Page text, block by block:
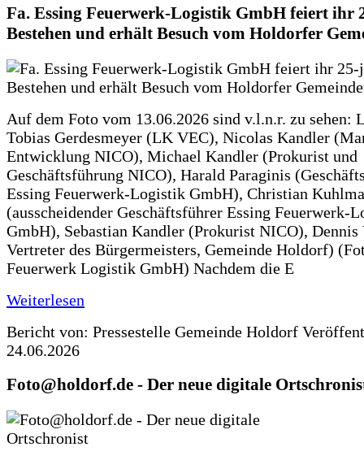
Fa. Essing Feuerwerk-Logistik GmbH feiert ihr
Bestehen und erhält Besuch vom Holdorfer
Auf dem Foto vom 13.06.2026 sind v.l.n.r. zu sehen:
Tobias Gerdesmeyer (LK VEC), Nicolas Kandler
Entwicklung NICO), Michael Kandler (Prokurist und
Geschäftsführung NICO), Harald Paraginis
Essing Feuerwerk-Logistik GmbH), Christian
(ausscheidender Geschäftsführer Essing Feuerwerk-
GmbH), Sebastian Kandler (Prokurist NICO),
Vertreter des Bürgermeisters, Gemeinde Holdorf)
Feuerwerk Logistik GmbH) Nachdem die E
Weiterlesen
Bericht von: Pressestelle Gemeinde Holdorf
24.06.2026
Foto@holdorf.de - Der neue digitale